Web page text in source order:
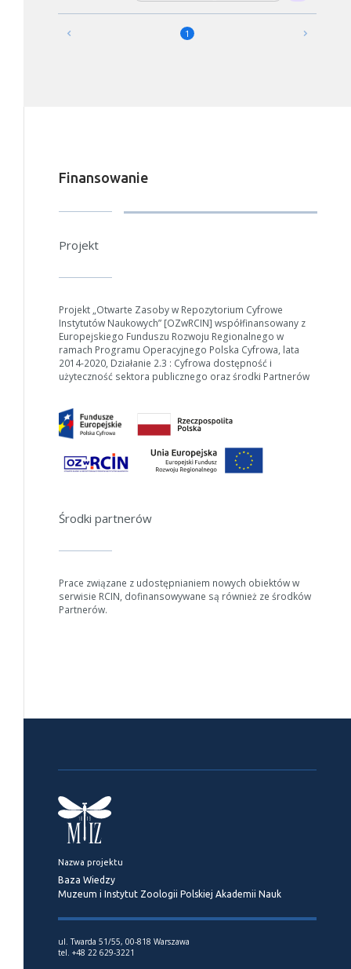
może się wydłużyć.
Jeśli generowanie trwa zbyt długo można ograniczyć dane np.
zmniejszając zakres lat.
Anuluj
1
Finansowanie
Projekt
Projekt „Otwarte Zasoby w Repozytorium Cyfrowe
Instytutów Naukowych” [OZwRCIN] współfinansowany z
Europejskiego Funduszu Rozwoju Regionalnego w
ramach Programu Operacyjnego Polska Cyfrowa, lata
2014-2020, Działanie 2.3 : Cyfrowa dostępność i
użyteczność sektora publicznego oraz środki Partnerów
Środki partnerów
Prace związane z udostępnianiem nowych obiektów w
serwisie RCIN, dofinansowywane są również ze środków
Partnerów.
Nazwa projektu
Baza Wiedzy
Muzeum i Instytut Zoologii Polskiej Akademii Nauk
ul. Twarda 51/55, 00-818 Warszawa
tel. +48 22 629-3221